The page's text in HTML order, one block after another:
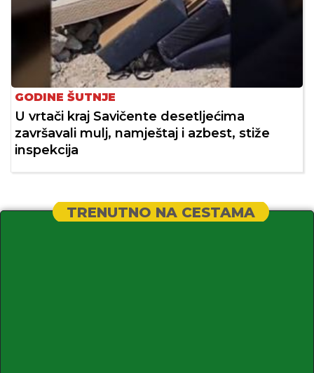
GODINE ŠUTNJE
U vrtači kraj Savičente desetljećima
završavali mulj, namještaj i azbest, stiže
inspekcija
TRENUTNO NA CESTAMA